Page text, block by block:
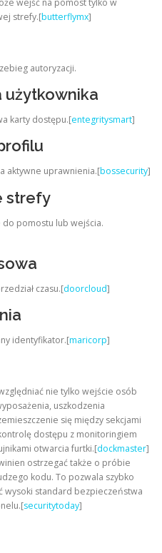
strefy.[butterflymx]
autoryzacji.
użytkownika
karty dostępu.[entegritysmart]
aktywne uprawnienia.[bossecurity]
strefy
pomostu lub wejścia.
czasu.[doorcloud]
identyfikator.[maricorp]
nie tylko wejście osób
uszkodzenia
się między sekcjami
dostępu z monitoringiem
otwarcia furtki.[dockmaster]
ostrzegać także o próbie
kodu. To pozwala szybko
wysoki standard bezpieczeństwa
securitytoday]